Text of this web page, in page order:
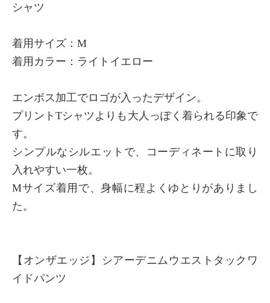
シャツ
着用サイズ：M
着用カラー：ライトイエロー
エンボス加工でロゴが入ったデザイン。
プリントTシャツよりも大人っぽく着られる印象で
す。
シンプルなシルエットで、コーディネートに取り
入れやすい一枚。
Mサイズ着用で、身幅に程よくゆとりがありまし
た。
【オンザエッジ】シアーデニムウエストタックワ
イドパンツ